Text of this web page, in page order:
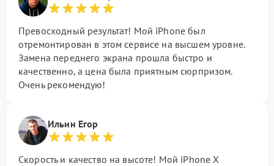
Превосходный результат! Мой iPhone был
отремонтирован в этом сервисе на высшем уровне.
Замена переднего экрана прошла быстро и
качественно, а цена была приятным сюрпризом.
Очень рекомендую!
Ильин Егор
Скорость и качество на высоте! Мой iPhone X